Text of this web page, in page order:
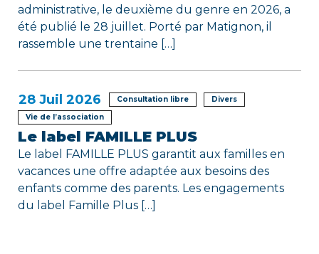
administrative, le deuxième du genre en 2026, a
été publié le 28 juillet. Porté par Matignon, il
rassemble une trentaine […]
28 Juil 2026 Consultation libre
Divers
Vie de l’association
Le label FAMILLE PLUS
Le label FAMILLE PLUS garantit aux familles en
vacances une offre adaptée aux besoins des
enfants comme des parents. Les engagements
du label Famille Plus […]